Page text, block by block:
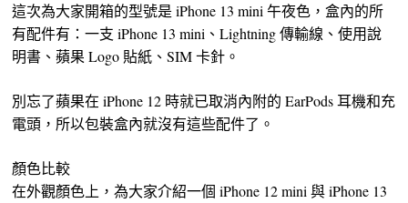
這次為大家開箱的型號是 iPhone 13 mini 午夜色，盒內的所
有配件有：一支 iPhone 13 mini、Lightning 傳輸線、使用說
明書、蘋果 Logo 貼紙、SIM 卡針。
別忘了蘋果在 iPhone 12 時就已取消內附的 EarPods 耳機和充
電頭，所以包裝盒內就沒有這些配件了。
顏色比較
在外觀顏色上，為大家介紹一個 iPhone 12 mini 與 iPhone 13